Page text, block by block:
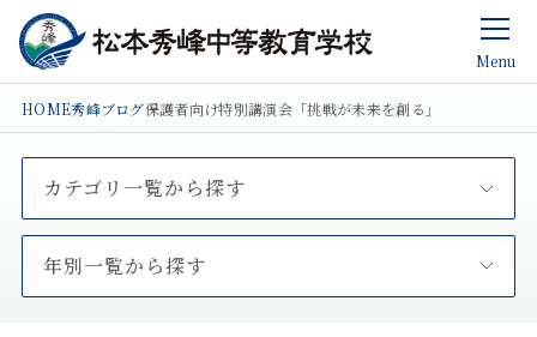
Menu
HOME秀峰ブログ保護者向け特別講演会「挑戦が未来を創る」
カテゴリ一覧から探す
年別一覧から探す